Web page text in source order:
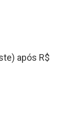
após R$